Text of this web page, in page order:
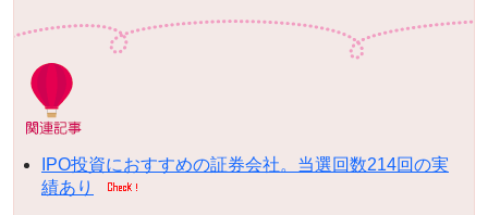
IPO投資におすすめの証券会社。当選回数214回の実
績あり